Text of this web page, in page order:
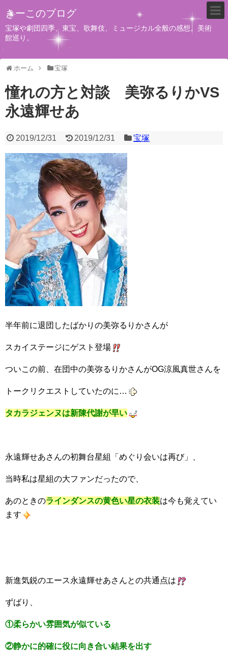
きーこのブログ
宝塚や劇団四季、東宝、歌舞伎、ミュージカル全般の感想。美術
館巡り。
ホーム 宝塚
憧れの方と対談 美弥るりかVS
永遠輝せあ
2019/12/31 2019/12/31 宝塚
半年前に退団したばかりの美弥るりかさんが
スカイステージにゲスト登場
ついこの前、在団中の美弥るりかさんがOG涼風真世さんを
トークリクエストしていたのに…
タカラジェンヌは新陳代謝が早い
永遠輝せあさんの初舞台星組「めぐり会いは再び」、
当時私は星組の大ファンだったので、
あのときのラインダンスの黄色い星の衣装は今も覚えてい
ます
新進気鋭のエース永遠輝せあさんとの共通点は
ずばり、
①柔らかい雰囲気が似ている
②静かに的確に役に向き合い結果を出す